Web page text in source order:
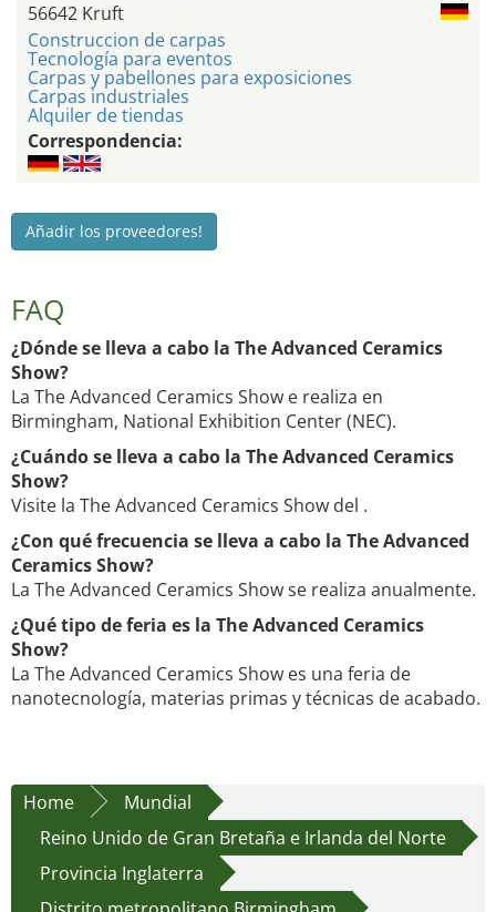
56642 Kruft
Construccion de carpas
Tecnología para eventos
Carpas y pabellones para exposiciones
Carpas industriales
Alquiler de tiendas
Correspondencia:
Añadir los proveedores!
FAQ
¿Dónde se lleva a cabo la The Advanced Ceramics
Show?
La The Advanced Ceramics Show e realiza en
Birmingham, National Exhibition Center (NEC).
¿Cuándo se lleva a cabo la The Advanced Ceramics
Show?
Visite la The Advanced Ceramics Show del .
¿Con qué frecuencia se lleva a cabo la The Advanced
Ceramics Show?
La The Advanced Ceramics Show se realiza anualmente.
¿Qué tipo de feria es la The Advanced Ceramics
Show?
La The Advanced Ceramics Show es una feria de
nanotecnología, materias primas y técnicas de acabado.
Home
Mundial
Reino Unido de Gran Bretaña e Irlanda del Norte
Provincia Inglaterra